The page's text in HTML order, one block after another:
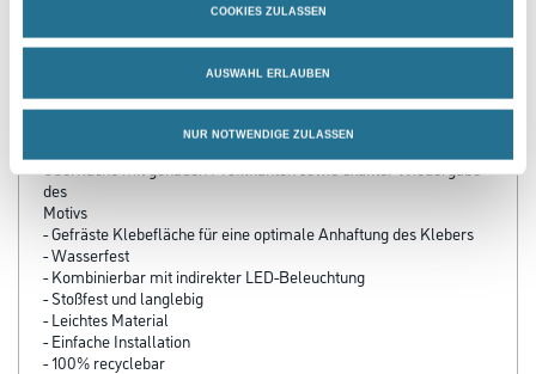
COOKIES ZULASSEN
AUSWAHL ERLAUBEN
NUR NOTWENDIGE ZULASSEN
- Die Herstellungstechnik gewährleistet eine feste und glatte
Oberfläche mit genauen Profilkanten sowie exakter Wiedergabe
des
Motivs
- Gefräste Klebefläche für eine optimale Anhaftung des Klebers
- Wasserfest
- Kombinierbar mit indirekter LED-Beleuchtung
- Stoßfest und langlebig
- Leichtes Material
- Einfache Installation
- 100% recyclebar